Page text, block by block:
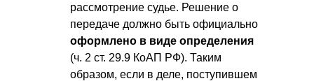
рассмотрение судье. Решение о
передаче должно быть официально
оформлено в виде определения
(ч. 2 ст. 29.9 КоАП РФ). Таким
образом, если в деле, поступившем